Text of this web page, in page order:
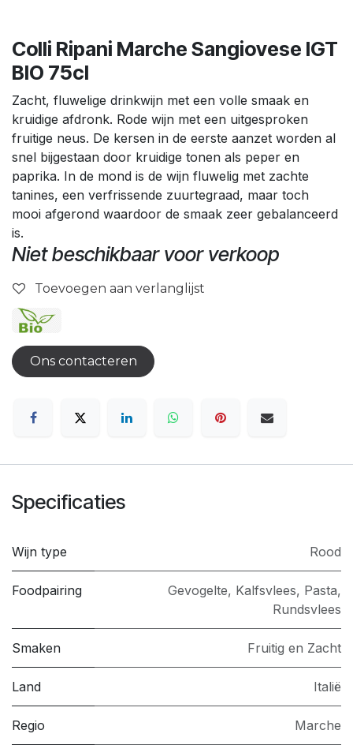
Colli Ripani Marche Sangiovese IGT
BIO 75cl
Zacht, fluwelige drinkwijn met een volle smaak en
kruidige afdronk. Rode wijn met een uitgesproken
fruitige neus. De kersen in de eerste aanzet worden al
snel bijgestaan door kruidige tonen als peper en
paprika. In de mond is de wijn fluwelig met zachte
tanines, een verfrissende zuurtegraad, maar toch
mooi afgerond waardoor de smaak zeer gebalanceerd
is.
Niet beschikbaar voor verkoop
Toevoegen aan verlanglijst
Ons contacteren
Specificaties
Wijn type Rood
Foodpairing Gevogelte, Kalfsvlees, Pasta,
Rundsvlees
Smaken Fruitig en Zacht
Land Italië
Regio Marche